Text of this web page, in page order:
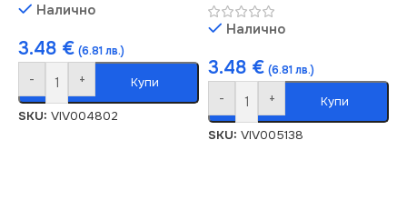
Налично
3.48 € (6.81 лв.)
- + Купи
SKU: VIV004802
Налично
3.48 € (6.81 лв.)
- + Купи
SKU: VIV005138